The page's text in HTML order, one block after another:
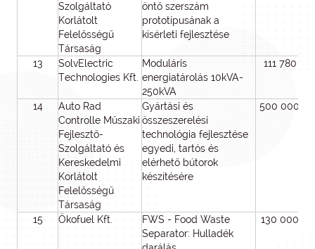
Szolgáltató
Korlátolt
Felelősségű
Társaság
öntő szerszám
prototípusának a
kísérleti fejlesztése
13
SolvElectric
Technologies Kft.
Moduláris
energiatárolás 10kVA-
250kVA
111 780
14
Auto Rad
Controlle Műszaki
Fejlesztő-
Szolgáltató és
Kereskedelmi
Korlátolt
Felelősségű
Társaság
Gyártási és
összeszerelési
technológia fejlesztése
egyedi, tartós és
elérhető bútorok
készítésére
500 000
15 Ökofuel Kft.
FWS - Food Waste
Separator: Hulladék
130 000